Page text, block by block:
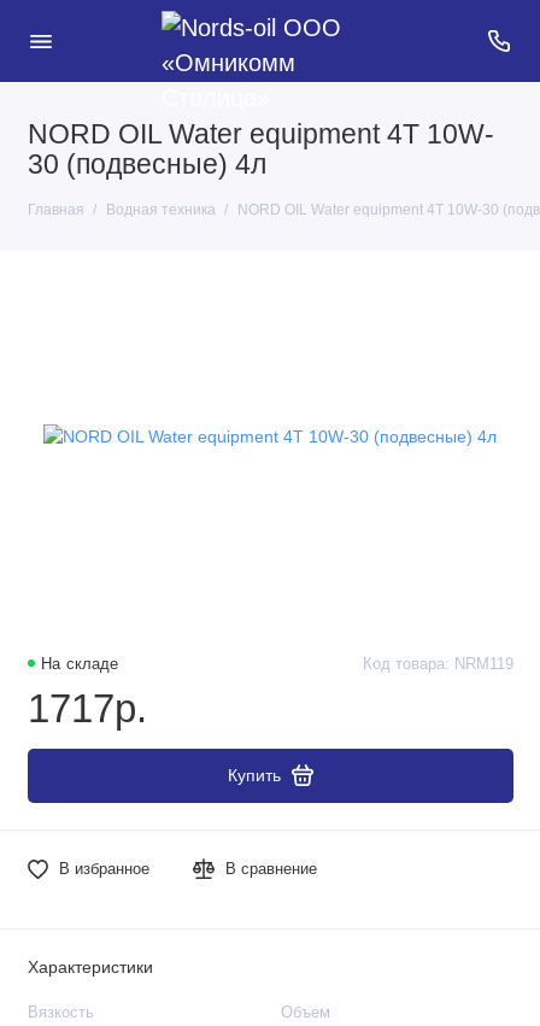
NORD OIL Water equipment 4Т 10W-
30 (подвесные) 4л
Главная Водная техника NORD OIL Water equipment 4Т 10W-30
На складе Код товара: NRM119
1717р.
Купить
В избранное В сравнение
Характеристики
Вязкость Объем